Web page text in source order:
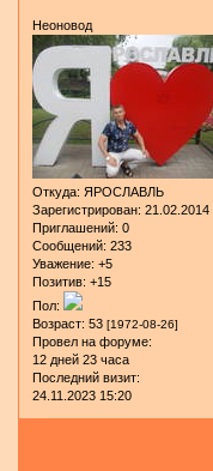
Неоновод
Откуда: ЯРОСЛАВЛЬ
Зарегистрирован: 21.02.2014
Приглашений: 0
Сообщений: 233
Уважение: +5
Позитив: +15
Пол:
Возраст: 53 [1972-08-26]
Провел на форуме:
12 дней 23 часа
Последний визит:
24.11.2023 15:20